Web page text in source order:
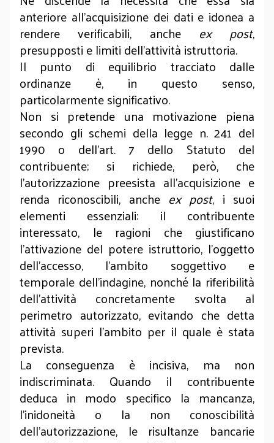
anteriore all'acquisizione dei dati e idonea a
rendere verificabili, anche ex post,
presupposti e limiti dell'attività istruttoria.
Il punto di equilibrio tracciato dalle
ordinanze è, in questo senso,
particolarmente significativo.
Non si pretende una motivazione piena
secondo gli schemi della legge n. 241 del
1990 o dell’art. 7 dello Statuto del
contribuente; si richiede, però, che
l’autorizzazione preesista all’acquisizione e
renda riconoscibili, anche ex post, i suoi
elementi essenziali: il contribuente
interessato, le ragioni che giustificano
l’attivazione del potere istruttorio, l’oggetto
dell’accesso, l’ambito soggettivo e
temporale dell’indagine, nonché la riferibilità
dell’attività concretamente svolta al
perimetro autorizzato, evitando che detta
attività superi l’ambito per il quale è stata
prevista.
La conseguenza è incisiva, ma non
indiscriminata. Quando il contribuente
deduca in modo specifico la mancanza,
l’inidoneità o la non conoscibilità
dell’autorizzazione, le risultanze bancarie